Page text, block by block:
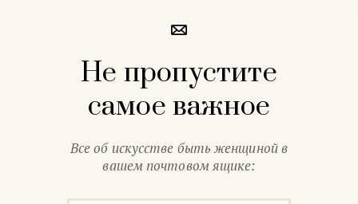
Не пропустите
самое важное
Все об искусстве быть женщиной в
вашем почтовом ящике: